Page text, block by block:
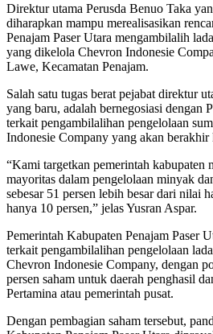
Direktur utama Perusda Benuo Taka
diharapkan mampu merealisasikan
Penajam Paser Utara mengambilalih
yang dikelola Chevron Indonesie
Lawe, Kecamatan Penajam.
Salah satu tugas berat pejabat direktur
yang baru, adalah bernegosiasi dengan
terkait pengambilalihan pengelolaan
Indonesie Company yang akan
“Kami targetkan pemerintah kabupaten
mayoritas dalam pengelolaan minyak
sebesar 51 persen lebih besar dari nilai
hanya 10 persen,” jelas Yusran Aspar.
Pemerintah Kabupaten Penajam Paser
terkait pengambilalihan pengelolaan
Chevron Indonesie Company, dengan
persen saham untuk daerah penghasil
Pertamina atau pemerintah pusat.
Dengan pembagian saham tersebut,